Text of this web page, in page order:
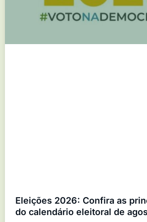
Eleições 2026: Confira as
do calendário eleitoral de